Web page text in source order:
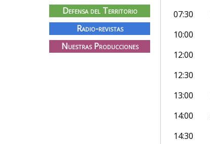
Defensa del Territorio
Radio-revistas
Nuestras Producciones
07:30
10:00
12:00
12:30
13:00
14:00
14:30